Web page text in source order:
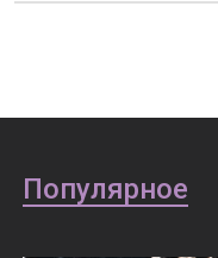
Популярное